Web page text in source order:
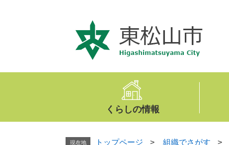
文
くらしの情報
現在地 トップページ > 組織でさがす >